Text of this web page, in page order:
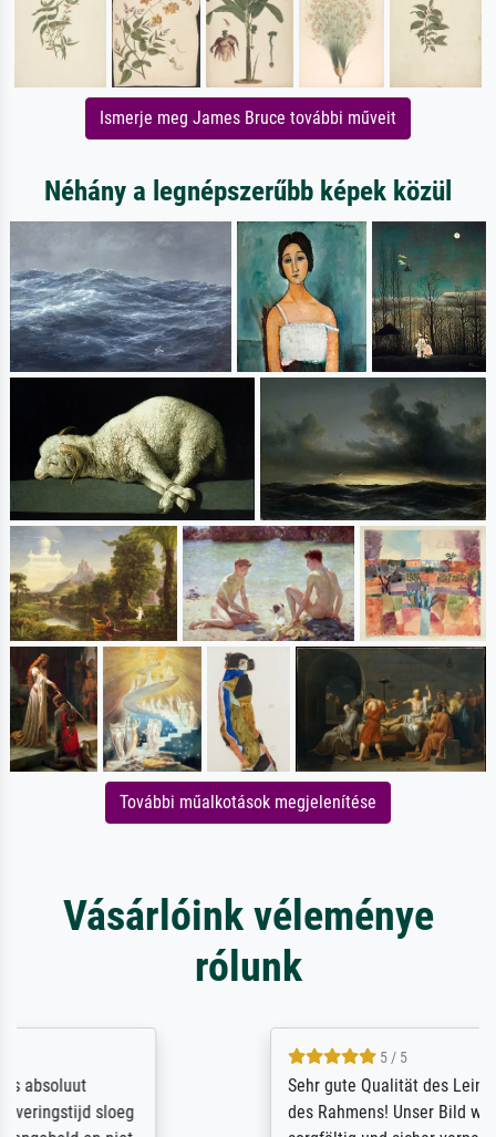
Ismerje meg James Bruce további műveit
Néhány a legnépszerűbb képek közül
További műalkotások megjelenítése
Vásárlóink véleménye
rólunk
Sehr gute Qualität des Leinwanddrucks und
des Rahmens! Unser Bild wurde sehr